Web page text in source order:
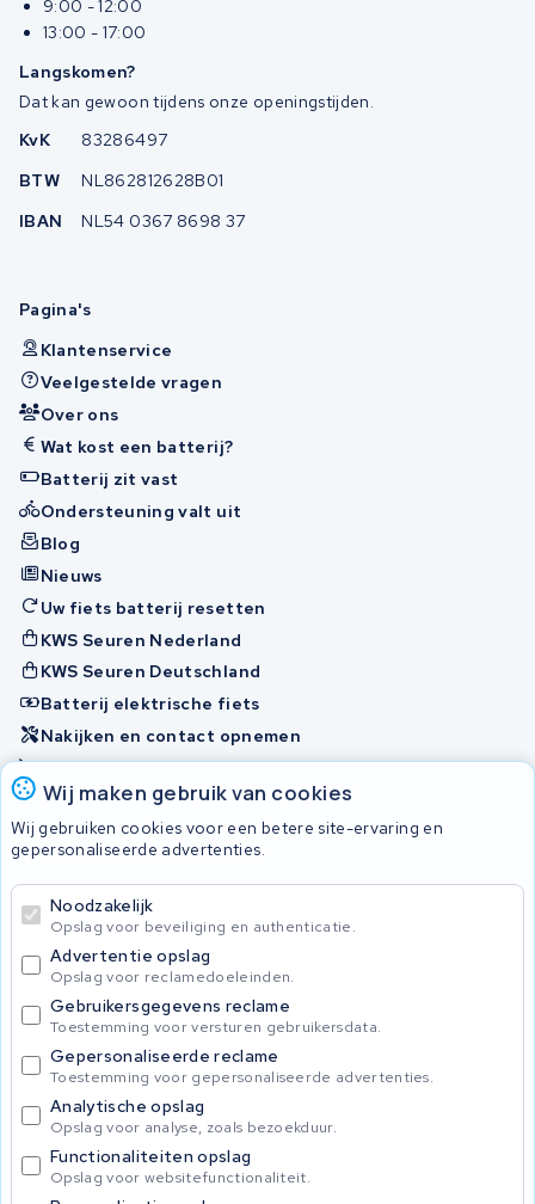
Wij maken gebruik van cookies
Wij gebruiken cookies voor een betere site-ervaring en
gepersonaliseerde advertenties.
Noodzakelijk
Opslag voor beveiliging en authenticatie.
Advertentie opslag
Opslag voor reclamedoeleinden.
Gebruikersgegevens reclame
Toestemming voor versturen gebruikersdata.
Gepersonaliseerde reclame
Toestemming voor gepersonaliseerde advertenties.
Analytische opslag
Opslag voor analyse, zoals bezoekduur.
Functionaliteiten opslag
Opslag voor websitefunctionaliteit.
9:00 - 12:00
13:00 - 17:00
Langskomen?
Dat kan gewoon tijdens onze openingstijden.
KvK
83286497
BTW
NL862812628B01
IBAN
NL54 0367 8698 37
Pagina's
Klantenservice
Veelgestelde vragen
Over ons
Wat kost een batterij?
Batterij zit vast
Ondersteuning valt uit
Blog
Nieuws
Uw fiets batterij resetten
KWS Seuren Nederland
KWS Seuren Deutschland
Batterij elektrische fiets
Nakijken en contact opnemen
Onherstelbaar
Accu's
© 2026 KWS Seuren
Algemene voorwaarden
Privacy Policy